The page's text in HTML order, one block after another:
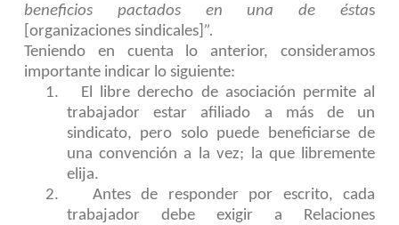
beneficios pactados en una de éstas
[organizaciones sindicales] ”.
Teniendo en cuenta lo anterior, consideramos
importante indicar lo siguiente:
1.
El libre derecho de asociación permite al
trabajador estar afiliado a más de un
sindicato, pero solo puede beneficiarse de
una convención a la vez; la que libremente
elija.
2.
Antes de responder por escrito, cada
trabajador debe exigir a Relaciones